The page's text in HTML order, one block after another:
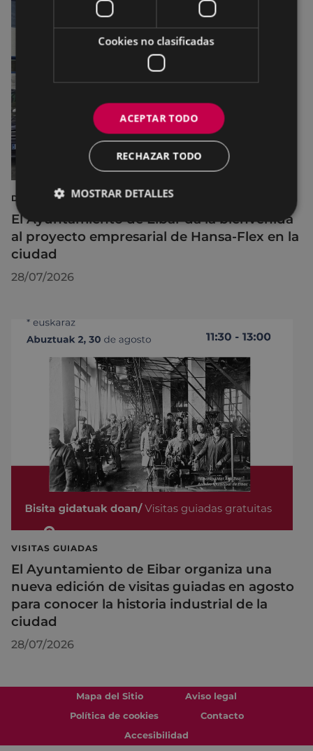
DESARROLLO ECONÓMICO, EMPLEO E INNOVACIÓN
El Ayuntamiento de Eibar da la bienvenida
al proyecto empresarial de Hansa-Flex en la
ciudad
28/07/2026
VISITAS GUIADAS
El Ayuntamiento de Eibar organiza una
nueva edición de visitas guiadas en agosto
para conocer la historia industrial de la
ciudad
28/07/2026
Mapa del Sitio
Aviso legal
Política de cookies
Contacto
Accesibilidad
Cookies no clasificadas
ACEPTAR TODO
RECHAZAR TODO
MOSTRAR DETALLES